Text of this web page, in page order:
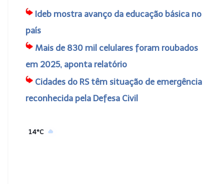
Ideb mostra avanço da educação básica no
país
Mais de 830 mil celulares foram roubados
em 2025, aponta relatório
Cidades do RS têm situação de emergência
reconhecida pela Defesa Civil
14°C